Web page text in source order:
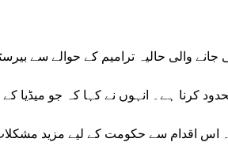
جانے والی حالیہ ترامیم کے حوالے سے
کرنا ہے۔ انہوں نے کہا کہ جو
اس اقدام سے حکومت کے لیے مزید